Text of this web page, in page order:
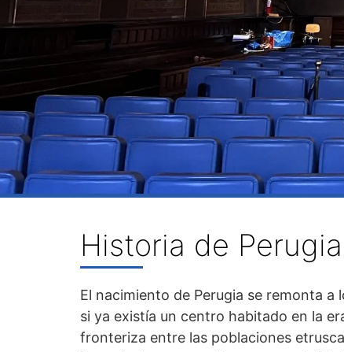
Historia de Perugia
El nacimiento de Perugia se remonta a
si ya existía un centro habitado en la
fronteriza entre las poblaciones